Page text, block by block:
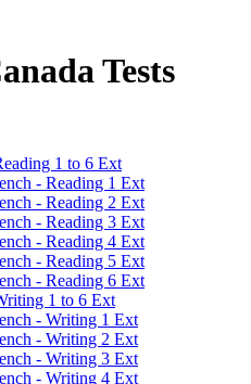
Tests
1 to 6 Ext
- Reading 1 Ext
- Reading 2 Ext
- Reading 3 Ext
- Reading 4 Ext
- Reading 5 Ext
- Reading 6 Ext
1 to 6 Ext
- Writing 1 Ext
- Writing 2 Ext
- Writing 3 Ext
- Writing 4 Ext